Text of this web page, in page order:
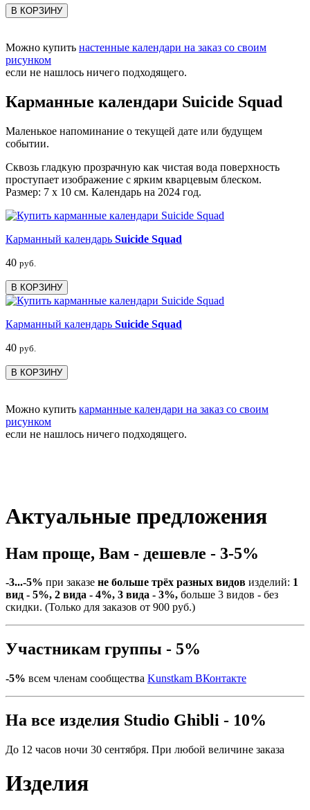
В КОРЗИНУ
Можно купить настенные календари на заказ со своим
рисунком
если не нашлось ничего подходящего.
Карманные календари Suicide Squad
Маленькое напоминание о текущей дате или будущем
событии.
Сквозь гладкую прозрачную как чистая вода поверхность
проступает изображение с ярким кварцевым блеском.
Размер: 7 х 10 см. Календарь на 2024 год.
Карманный календарь Suicide Squad
40 руб.
В КОРЗИНУ
Карманный календарь Suicide Squad
40 руб.
В КОРЗИНУ
Можно купить карманные календари на заказ со своим
рисунком
если не нашлось ничего подходящего.
Актуальные предложения
Нам проще, Вам - дешевле - 3-5%
-3...-5% при заказе не больше трёх разных видов изделий: 1
вид - 5%, 2 вида - 4%, 3 вида - 3%, больше 3 видов - без
скидки. (Только для заказов от 900 руб.)
Участникам группы - 5%
-5% всем членам сообщества Kunstkam ВКонтакте
На все изделия Studio Ghibli - 10%
До 12 часов ночи 30 сентября. При любой величине заказа
Изделия